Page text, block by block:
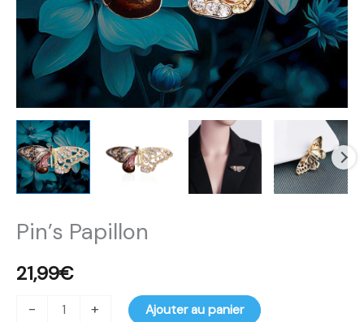
Pin’s Papillon
21,99€
- + Ajouter au panier